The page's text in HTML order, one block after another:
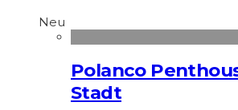
Neu
Polanco
Stadt